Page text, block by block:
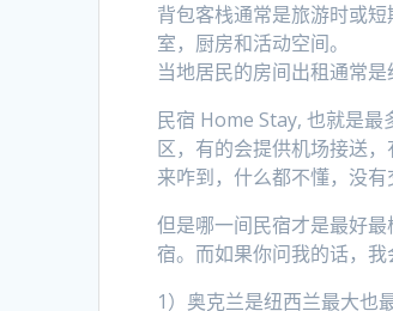
背包客栈通常是旅游时或
室，厨房和活动空间。
当地居民的房间出租通常
民宿 Home Stay, 也就是
区，有的会提供机场接送
来咋到，什么都不懂，没有
但是哪一间民宿才是最好
宿。而如果你问我的话，
1）奥克兰是纽西兰最大也